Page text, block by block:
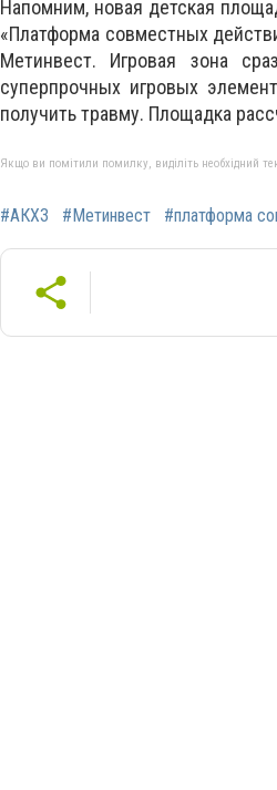
Напомним, новая детская
«Платформа совместных
Метинвест. Игровая зона
суперпрочных игровых
получить травму. Площадка
Якщо ви помітили помилку, виділіть необхідний
#АКХЗ #Метинвест #платформа